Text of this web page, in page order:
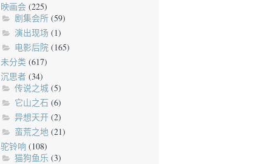
映画会(225)
剧集会所(59)
演出现场 (1)
电影后院(165)
未分类 (617)
沉思者(34)
传说之城(5)
它山之石 (6)
异想天开(2)
蛮荒之地(21)
驼铃响 (108)
猫狗鱼乐 (3)